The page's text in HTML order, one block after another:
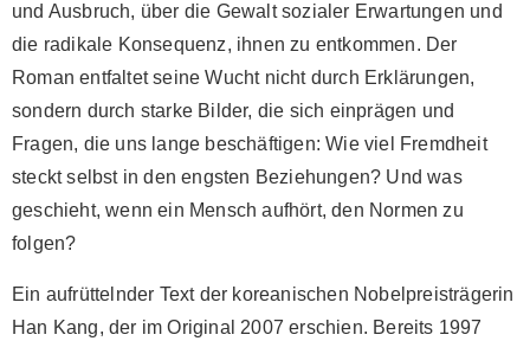
und Ausbruch, über die Gewalt sozialer Erwartungen und
die radikale Konsequenz, ihnen zu entkommen. Der
Roman entfaltet seine Wucht nicht durch Erklärungen,
sondern durch starke Bilder, die sich einprägen und
Fragen, die uns lange beschäftigen: Wie viel Fremdheit
steckt selbst in den engsten Beziehungen? Und was
geschieht, wenn ein Mensch aufhört, den Normen zu
folgen?
Ein aufrüttelnder Text der koreanischen Nobelpreisträgerin
Han Kang, der im Original 2007 erschien. Bereits 1997